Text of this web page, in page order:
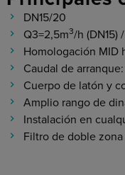
DN15/20
Q3=2,5m3/h (DN15)
Homologación MID
Caudal de
Cuerpo de latón y
Amplio rango de
Instalación en
Filtro de doble